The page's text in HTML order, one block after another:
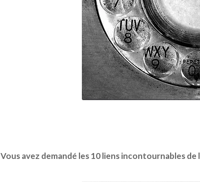
Vous avez demandé les 10 liens incontournables de